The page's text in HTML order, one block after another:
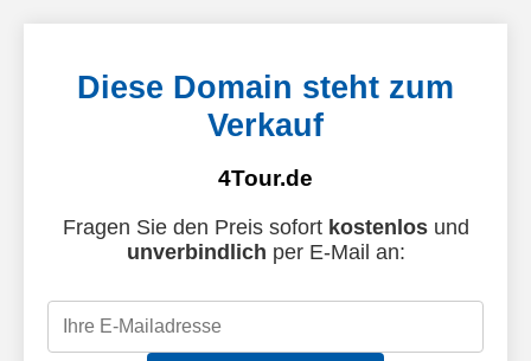
Diese Domain steht zum
Verkauf
4Tour.de
Fragen Sie den Preis sofort kostenlosund
unverbindlich per E-Mail an: